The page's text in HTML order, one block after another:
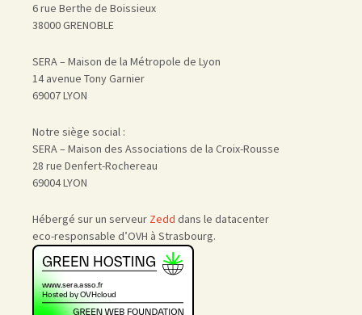
6 rue Berthe de Boissieux
38000 GRENOBLE
SERA – Maison de la Métropole de Lyon
14 avenue Tony Garnier
69007 LYON
Notre siège social :
SERA – Maison des Associations de la Croix-Rousse
28 rue Denfert-Rochereau
69004 LYON
Hébergé sur un serveur Zedd dans le datacenter
eco-responsable d’OVH à Strasbourg.